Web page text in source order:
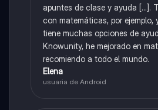
apuntes de clase y ayuda [...].
con matemáticas, por ejemplo,
tiene muchas opciones de
Knowunity, he mejorado en
recomiendo a todo el mundo.
Elena
usuaria de Android